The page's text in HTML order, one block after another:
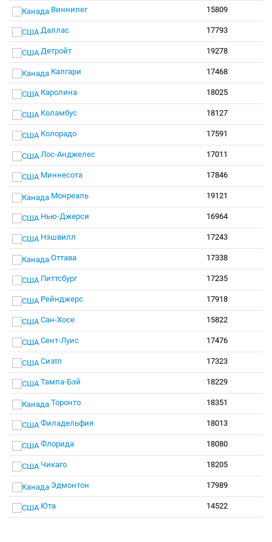
Виннипег 15809
Даллас 17793
Детройт 19278
Калгари 17468
Каролина 18025
Коламбус 18127
Колорадо 17591
Лос-Анджелес 17011
Миннесота 17846
Монреаль 19121
Нью-Джерси 16964
Нэшвилл 17243
Оттава 17338
Питтсбург 17235
Рейнджерс 17918
Сан-Хосе 15822
Сент-Луис 17476
Сиэтл 17323
Тампа-Бэй 18229
Торонто 18351
Филадельфия 18013
Флорида 18080
Чикаго 18205
Эдмонтон 17989
Юта 14522